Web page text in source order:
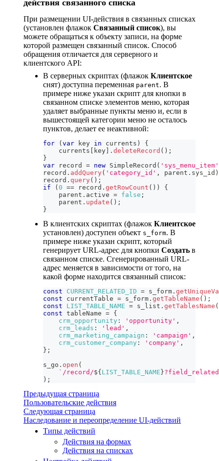
действия связанного списка
При размещении UI-действия в связанных списках
(установлен флажок Связанный список), вы
можете обращаться к объекту записи, на форме
которой размещен связанный список. Способ
обращения отличается для серверного и
клиентского API:
В серверных скриптах (флажок Клиентское
снят) доступна переменная parent. В
примере ниже указан скрипт для кнопки в
связанном списке элементов меню, которая
удаляет выбранные пункты меню и, если в
вышестоящей категории меню не осталось
пунктов, делает ее неактивной:
for ( var key in currents )
{
    currents
key . deleteRecord ( ) ;
}
var record = new SimpleRecord ( 'sys_menu_item'
record . addQuery( 'category_id' , parent . sys_id )
record . query( ) ;
if
( 0 == record . getRowCount ( ) )
{
    parent
. active = false ;
    parent
. update ( ) ;
}
В клиентских скриптах (флажок Клиентское
установлен) доступен объект s_form. В
примере ниже указан скрипт, который
генерирует URL-адрес для кнопки Создать в
связанном списке. Сгенерированный URL-
адрес меняется в зависимости от того, на
какой форме находится связанный список:
const CURRENT_RELATED_ID = s_form .
const currentTable = s_form . getTableName ( ) ;
const
LIST_TABLE_NAME = s_list . getTablesName (
const tableName = {
crm_opportunity : 'opportunity' ,
crm_leads : 'lead' ,
crm_marketing_campaign : 'campaign' ,
crm_customer_company : 'company' ,
} ;
s_go . open (
` /record/${ LIST_TABLE_NAME }
) ;
Предыдущая страница
Пользовательские действия
Следующая страница
Наследование и переопределение UI-действий
Типы действий
Действия на формах
Действия на списках